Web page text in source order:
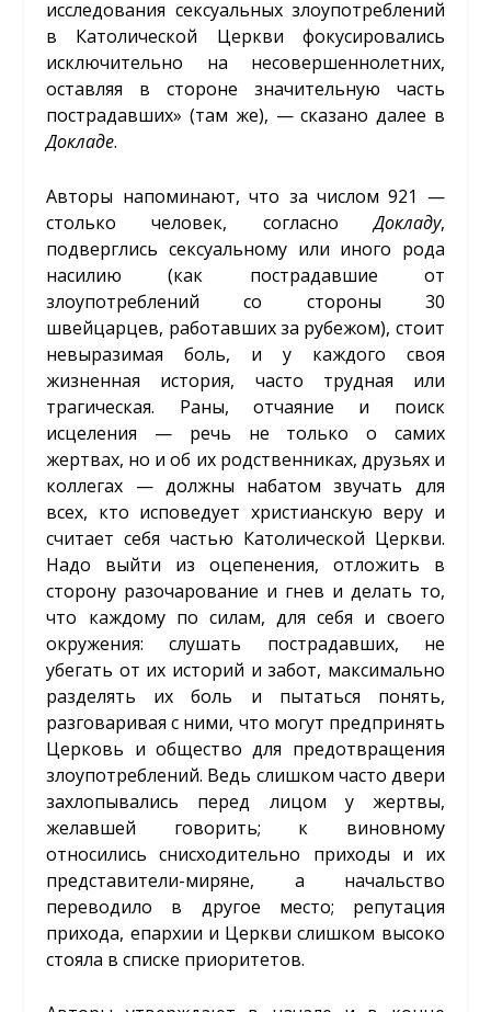
исследования сексуальных злоупотреблений
в Католической Церкви фокусировались
исключительно на несовершеннолетних,
оставляя в стороне значительную часть
пострадавших» (там же), — сказано далее в
Докладе.
Авторы напоминают, что за числом 921 —
столько человек, согласноДокладу,
подверглись сексуальному или иного рода
насилию (как пострадавшие от
злоупотреблений со стороны 30
швейцарцев, работавших за рубежом), стоит
невыразимая боль, и у каждого своя
жизненная история, часто трудная или
трагическая. Раны, отчаяние и поиск
исцеления — речь не только о самих
жертвах, но и об их родственниках, друзьях и
коллегах — должны набатом звучать для
всех, кто исповедует христианскую веру и
считает себя частью Католической Церкви.
Надо выйти из оцепенения, отложить в
сторону разочарование и гнев и делать то,
что каждому по силам, для себя и своего
окружения: слушать пострадавших, не
убегать от их историй и забот, максимально
разделять их боль и пытаться понять,
разговаривая с ними, что могут предпринять
Церковь и общество для предотвращения
злоупотреблений. Ведь слишком часто двери
захлопывались перед лицом у жертвы,
желавшей говорить; к виновному
относились снисходительно приходы и их
представители-миряне, а начальство
переводило в другое место; репутация
прихода, епархии и Церкви слишком высоко
стояла в списке приоритетов.